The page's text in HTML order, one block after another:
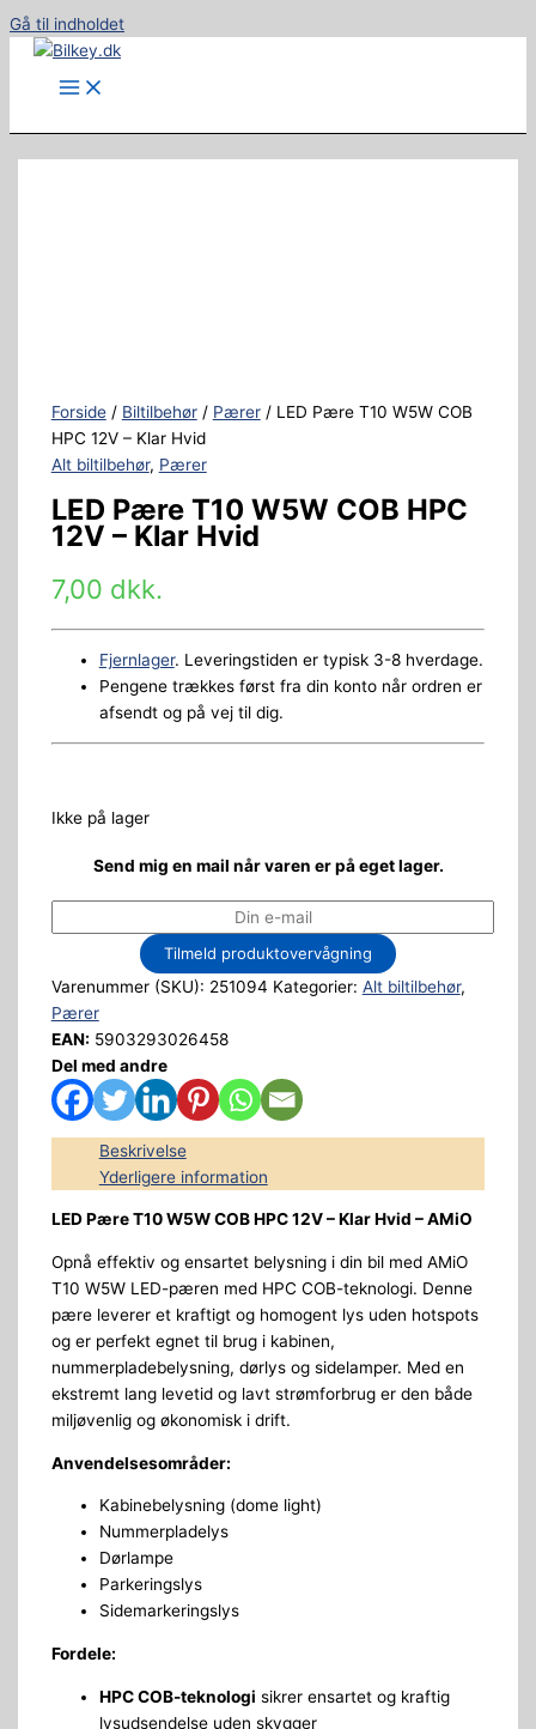
Gå til indholdet
Forside/ Biltilbehør/ Pærer/ LED Pære T10 W5W COB
HPC 12V – Klar Hvid
Alt biltilbehør, Pærer
LED Pære T10 W5W COB HPC
12V – Klar Hvid
7,00 dkk.
Fjernlager. Leveringstiden er typisk 3-8 hverdage.
Pengene trækkes først fra din konto når ordren er
afsendt og på vej til dig.
Ikke på lager
Send mig en mail når varen er på eget lager.
Tilmeld produktovervågning
Varenummer (SKU): 251094 Kategorier: Alt biltilbehør,
Pærer
EAN: 5903293026458
Del med andre
Beskrivelse
Yderligere information
LED Pære T10 W5W COB HPC 12V – Klar Hvid – AMiO
Opnå effektiv og ensartet belysning i din bil med AMiO
T10 W5W LED-pæren med HPC COB-teknologi. Denne
pære leverer et kraftigt og homogent lys uden hotspots
og er perfekt egnet til brug i kabinen,
nummerpladebelysning, dørlys og sidelamper. Med en
ekstremt lang levetid og lavt strømforbrug er den både
miljøvenlig og økonomisk i drift.
Anvendelsesområder:
Kabinebelysning (dome light)
Nummerpladelys
Dørlampe
Parkeringslys
Sidemarkeringslys
Fordele:
HPC COB-teknologi sikrer ensartet og kraftig
lysudsendelse uden skygger